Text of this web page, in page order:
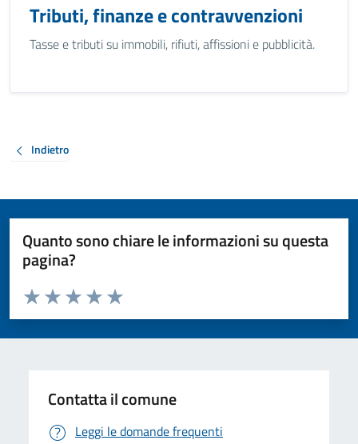
Tributi, finanze e contravvenzioni
Tasse e tributi su immobili, rifiuti, affissioni e pubblicità.
Indietro
Quanto sono chiare le informazioni su questa
pagina?
Valuta da 1 a 5 stelle la pagina
Valuta 5 stelle su 5
Valuta 4 stelle su 5
Valuta 3 stelle su 5
Valuta 2 stelle su 5
Valuta 1 stelle su 5
Contatta il comune
Leggi le domande frequenti